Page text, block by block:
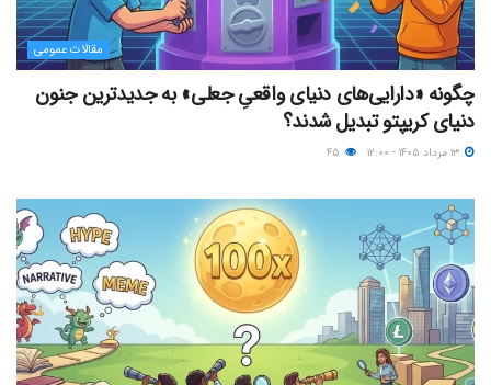
مقالات عمومی
چگونه «دارایی‌های دنیای واقعیِ جعلی» به جدیدترین جنون
دنیای کریپتو تبدیل شدند؟